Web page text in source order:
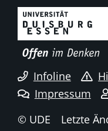
Infoline
Impressum
© UDE
Letzte